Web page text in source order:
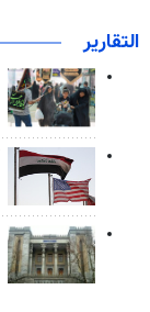
التقارير